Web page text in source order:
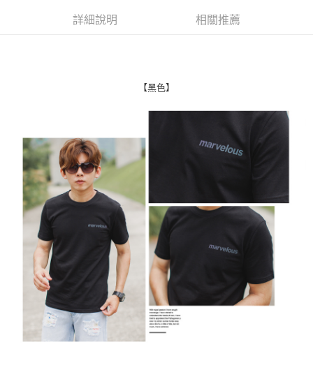
AFTEE先享後付是「在收到商品之後才付款」的支付方式。 讓您購物簡單
１．於結帳方式選擇「AFTEE先享後付」後，將跳轉至「AFTEE先享後付」
２．訂單成立數日內，您將收到繳費通知簡訊。
３．收到繳費通知簡訊後14天內，點擊此簡訊中的連結，可透過四大超商／
ATM／網路銀行／等多元方式進行付款，方視為交易完成。
※ 請注意：結帳手續完成當下不需立刻繳費，但若您需要取消訂單，請聯絡
購買商品的店家。未經商家同意取消之訂單仍視為有效，需透過AFTEE先享
後付繳納相關費用。
※ 交易是否成功請以「AFTEE先享後付 」之結帳頁面顯示為準，若有關於
是否繳費成功／繳費後需取消欲退款等相關疑問，請聯繫「AFTEE先享後付
客戶支援中心」
https://netprotections.freshdesk.com/support/home
【注意事項】
１．透過由恩沛科技股份有限公司提供之「AFTEE先享後付」服務完成之交
易，需依本服務之必要範圍內提供個人資料，並將交易相關給付款項請求債
權轉讓予恩沛科技股份有限公司。
２．關於個人資料處理事宜，請瀏覽以下網址：
https://aftee.tw/terms/#terms3
３．未成年的使用者請事先徵得法定代理人或監護人之同意方可使用
每筆NT$80，滿NT$1,800(含以上)免運費
7-11付款取貨
每筆NT$80，滿NT$1,800(含以上)免運費
先付款後7-11取貨
每筆NT$80，滿NT$1,800(含以上)免運費
每筆NT$120，滿NT$3,000(含以上)免運費
詳細說明 相關推薦
【黑色】